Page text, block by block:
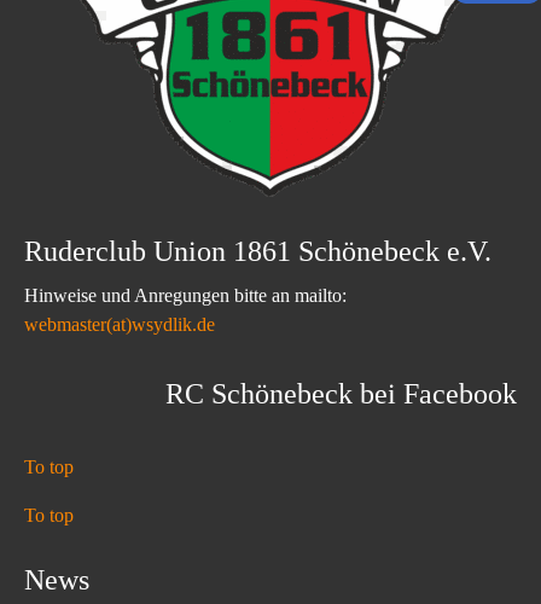
Ruderclub Union 1861 Schönebeck e.V.
Hinweise und Anregungen bitte an mailto:
webmaster(at)wsydlik.de
RC Schönebeck bei Facebook
To top
To top
News